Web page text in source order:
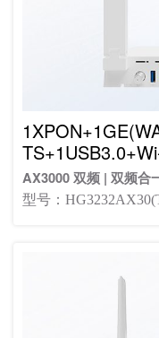
AX3000 双频 | 双频合
型号：